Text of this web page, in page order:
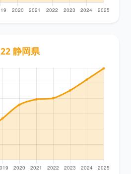
22 静岡県